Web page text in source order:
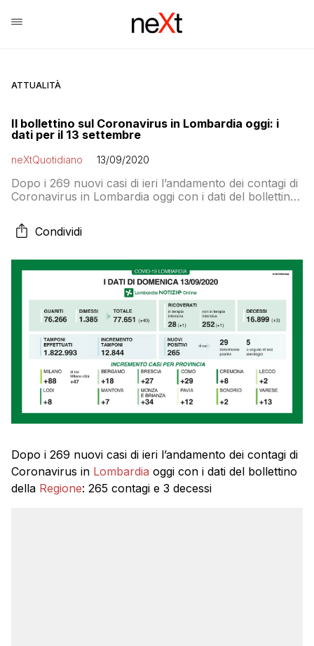
ATTUALITÀ
Il bollettino sul Coronavirus in Lombardia oggi: i
dati per il 13 settembre
neXtQuotidiano 13/09/2020
Dopo i 269 nuovi casi di ieri l’andamento dei contagi di
Coronavirus in Lombardia oggi con i dati del bollettino
Condividi
Dopo i 269 nuovi casi di ieri l’andamento dei contagi di
Coronavirus in Lombardia oggi con i dati del bollettino
della Regione: 265 contagi e 3 decessi